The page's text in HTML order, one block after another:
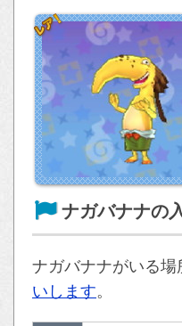
ナガバナナの
ナガバナナがいる
いします。